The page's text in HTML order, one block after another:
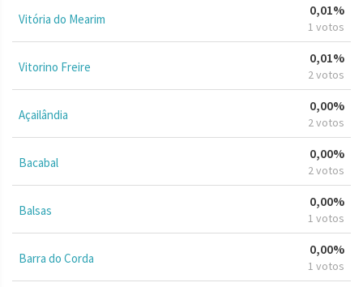
Vitória do Mearim
0,01%
1 votos
Vitorino Freire
0,01%
2 votos
Açailândia
0,00%
2 votos
Bacabal
0,00%
2 votos
Balsas
0,00%
1 votos
Barra do Corda
0,00%
1 votos